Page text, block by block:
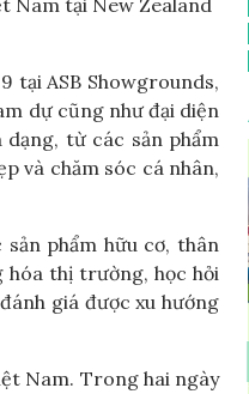
Nam tại New Zealand
tại ASB Showgrounds,
dự cũng như đại diện
dạng, từ các sản phẩm
và chăm sóc cá nhân,
phẩm hữu cơ, thân
hóa thị trường, học hỏi
giá được xu hướng
Nam. Trong hai ngày